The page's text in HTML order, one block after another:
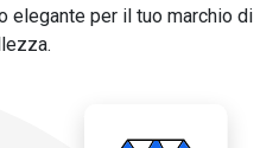
elegante per il tuo marchio di